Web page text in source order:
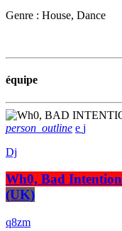
Genre : House, Dance
équipe
person_outline
Dj
Wh0, Bad
(UK)